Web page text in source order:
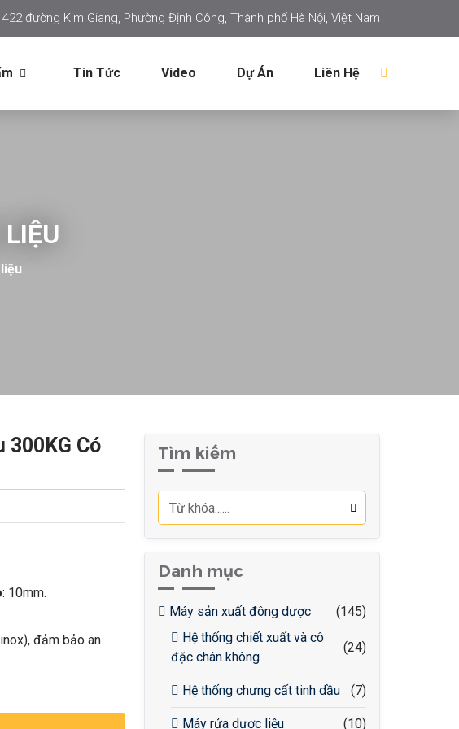
đường Kim Giang, Phường Định Công, Thành phố Hà Nội, Việt Nam
Tin Tức Video Dự Án Liên Hệ
300KG Có
: 10mm.
đảm bảo an
Tìm kiếm
Danh mục
Máy sản xuất đông dược
(145)
Hệ thống chiết xuất và cô
đặc chân không
(24)
Hệ thống chưng cất tinh dầu (7)
Máy rửa dược liệu (10)